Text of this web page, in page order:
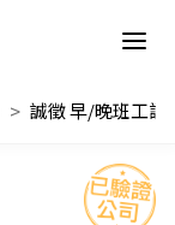
誠徵 早/晚班工讀